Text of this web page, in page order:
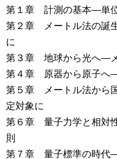
第１章 計測の基本―単
第２章 メートル法の誕
に
第３章 地球から光へ―
第４章 原器から原子へ
第５章 メートル法から
定対象に
第６章 量子力学と相対
則
第７章 量子標準の時代